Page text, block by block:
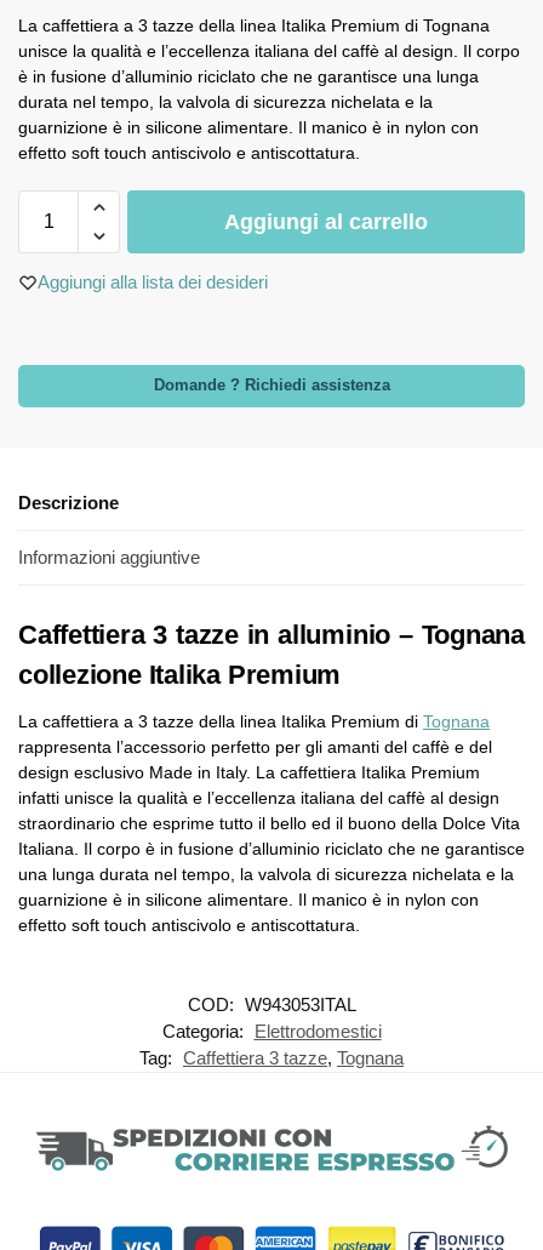
La caffettiera a 3 tazze della linea Italika Premium di Tognana
unisce la qualità e l’eccellenza italiana del caffè al design. Il corpo
è in fusione d’alluminio riciclato che ne garantisce una lunga
durata nel tempo, la valvola di sicurezza nichelata e la
guarnizione è in silicone alimentare. Il manico è in nylon con
effetto soft touch antiscivolo e antiscottatura.
Aggiungi al carrello
Aggiungi alla lista dei desideri
Domande ? Richiedi assistenza
Descrizione
Informazioni aggiuntive
Caffettiera 3 tazze in alluminio – Tognana
collezione Italika Premium
La caffettiera a 3 tazze della linea Italika Premium di Tognana
rappresenta l’accessorio perfetto per gli amanti del caffè e del
design esclusivo Made in Italy. La caffettiera Italika Premium
infatti unisce la qualità e l’eccellenza italiana del caffè al design
straordinario che esprime tutto il bello ed il buono della Dolce Vita
Italiana. Il corpo è in fusione d’alluminio riciclato che ne garantisce
una lunga durata nel tempo, la valvola di sicurezza nichelata e la
guarnizione è in silicone alimentare. Il manico è in nylon con
effetto soft touch antiscivolo e antiscottatura.
COD: W943053ITAL
Categoria:
Elettrodomestici
Tag: Caffettiera 3 tazze, Tognana